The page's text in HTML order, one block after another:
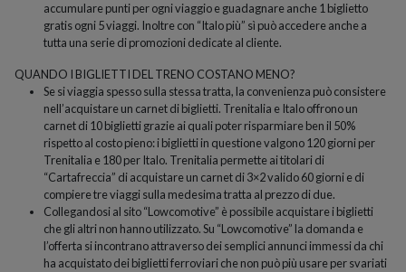
accumulare punti per ogni viaggio e guadagnare anche 1 biglietto
gratis ogni 5 viaggi. Inoltre con “Italo più” sì può accedere anche a
tutta una serie di promozioni dedicate al cliente.
QUANDO I BIGLIETTI DEL TRENO COSTANO MENO?
Se si viaggia spesso sulla stessa tratta, la convenienza può consistere
nell’acquistare un carnet di biglietti. Trenitalia e Italo offrono un
carnet di 10 biglietti grazie ai quali poter risparmiare ben il 50%
rispetto al costo pieno: i biglietti in questione valgono 120 giorni per
Trenitalia e 180 per Italo. Trenitalia permette ai titolari di
“Cartafreccia” di acquistare un carnet di 3×2 valido 60 giorni e di
compiere tre viaggi sulla medesima tratta al prezzo di due.
Collegandosi al sito “Lowcomotive” è possibile acquistare i biglietti
che gli altri non hanno utilizzato. Su “Lowcomotive” la domanda e
l’offerta si incontrano attraverso dei semplici annunci immessi da chi
ha acquistato dei biglietti ferroviari che non può più usare per svariati